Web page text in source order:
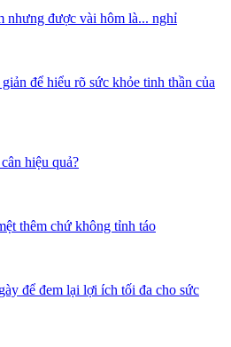
nhưng được vài hôm là... nghỉ
để hiểu rõ sức khỏe tinh thần của
hiệu quả?
thêm chứ không tỉnh táo
để đem lại lợi ích tối đa cho sức